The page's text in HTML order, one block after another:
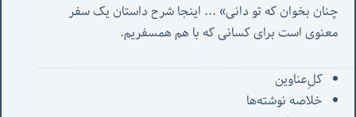
چنان بخوان که تو دانی» ...
معنوی است برای کسانی که با هم همسفریم.
کل‌ِعناوین
خلاصه نوشته‌ها